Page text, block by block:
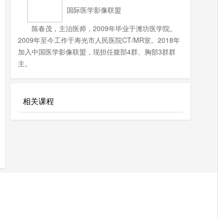
国际医学影像联盟
陈春茂，主治医师，2009年毕业于潍坊医学院。
2009年至今工作于寿光市人民医院CT/MR室。2018年
加入中国医学影像联盟，现担任腹部4群、胸部3群群
主。
相关课程